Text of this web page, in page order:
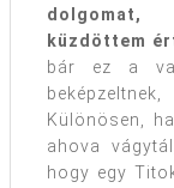
dolgomat,
küzdöttem
bár ez a
Különösen,
ahova
hogy egy